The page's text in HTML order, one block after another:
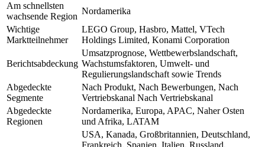
Am schnellsten
wachsende Region
Nordamerika
Wichtige
Marktteilnehmer
LEGO Group, Hasbro, Mattel, VTech
Holdings Limited, Konami Corporation
Berichtsabdeckung
Umsatzprognose, Wettbewerbslandschaft,
Wachstumsfaktoren, Umwelt- und
Regulierungslandschaft sowie Trends
Abgedeckte
Segmente
Nach Produkt, Nach Bewerbungen, Nach
Vertriebskanal Nach Vertriebskanal
Abgedeckte
Regionen
Nordamerika, Europa, APAC, Naher Osten
und Afrika, LATAM
USA, Kanada, Großbritannien, Deutschland,
Frankreich, Spanien, Italien, Russland,